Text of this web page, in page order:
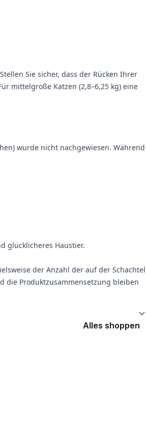
Sie sicher, dass der Rücken Ihrer
mittelgroße Katzen (2,8–6,25 kg) eine
wurde nicht nachgewiesen. Während
glücklicheres Haustier.
der Anzahl der auf der Schachtel
die Produktzusammensetzung bleiben
Alles shoppen